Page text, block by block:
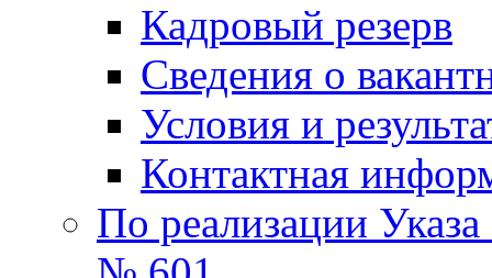
Кадровый резерв
Сведения о
Условия и
Контактная
По реализации